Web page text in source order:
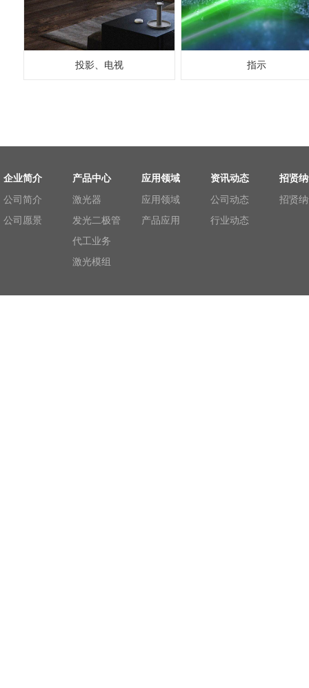
投影、电视 指示
企业简介
公司简介
公司愿景
产品中心
激光器
发光二极管
代工业务
激光模组
应用领域
应用领域
产品应用
资讯动态
公司动态
行业动态
招贤
招贤